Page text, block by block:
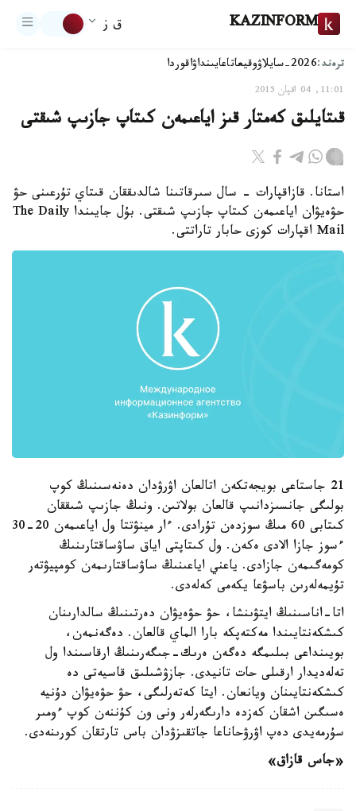
KAZINFORM ق ز
ترەند:2026-سايلاۋ وقيعاتاعايىنداۋاقوردا
11:01, 04 اقپان 2015
قىتايلىق كەمتار قىز اياعىمەن كىتاپ جازىپ شىقتى
استانا. قازاقپارات - سال سىرقاتىنا شالدىققان قىتاي تۇرعىنى حۋ
حۋەيۋان اياعىمەن كىتاپ جازىپ شىقتى. بۇل جايىندا The Daily
Mail اقپارات كوزى حابار تاراتتى.
21 جاستاعى بويجەتكەن اتالعان اۋرۋدان دەنەسىنىڭ كوپ
بولىگى جانسىزدانىپ قالعان بولاتىن. ونىڭ جازىپ شىققان
كىتابى 60 مىڭ سوزدەن تۇرادى. ءار مينۋتتا ول اياعىمەن 20-30
ءسوز جازا الادى ەكەن. ول كىتاپتى اياق ساۋساقتارىنىڭ
كومەگىمەن جازادى. ياعني اياعىنىڭ ساۋساقتارىمەن كومپيۋتەر
تۇيمەلەرىن باسۋعا يكەمى كەلەدى.
اتا-اناسىنىڭ ايتۋىنشا، حۋ حۋەيۋان دەرتىنىڭ سالدارىنان
كىشكەنتايىندا مەكتەپكە بارا الماي قالعان. دەگەنمەن،
بويىنداعى بىلىمگە دەگەن ەرىك-جىگەرىنىڭ ارقاسىندا ول
تەلەديدار ارقىلى حات تانيدى. جازۋشىلىق قاسيەتى دە
كىشكەنتايىنان ويانعان. ايتا كەتەرلىگى، حۋ حۋەيۋان دۇنيە
ەسىگىن اشقان كەزدە دارىگەرلەر ونى ون كۇننەن كوپ ءومىر
سۇرمەيدى دەپ اۋرۋحاناعا جاتقىزۋدان باس تارتقان كورىنەدى.
«جاس قازاق»